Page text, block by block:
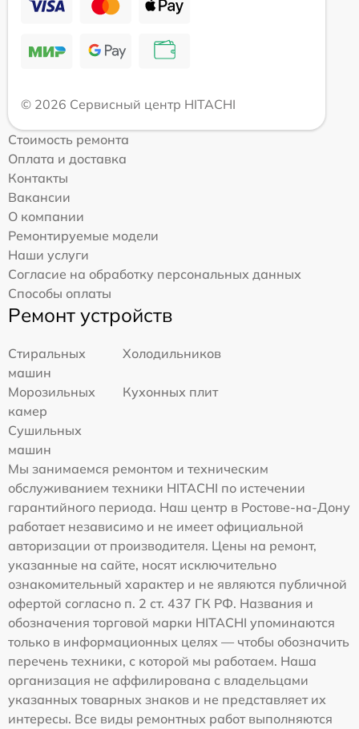
© 2026 Сервисный центр HITACHI
Стоимость ремонта
Оплата и доставка
Контакты
Вакансии
О компании
Ремонтируемые модели
Наши услуги
Согласие на обработку персональных данных
Способы оплаты
Ремонт устройств
Стиральных
машин
Холодильников
Морозильных
камер
Кухонных плит
Сушильных
машин
Мы занимаемся ремонтом и техническим
обслуживанием техники HITACHI по истечении
гарантийного периода. Наш центр в Ростове-на-Дону
работает независимо и не имеет официальной
авторизации от производителя. Цены на ремонт,
указанные на сайте, носят исключительно
ознакомительный характер и не являются публичной
офертой согласно п. 2 ст. 437 ГК РФ. Названия и
обозначения торговой марки HITACHI упоминаются
только в информационных целях — чтобы обозначить
перечень техники, с которой мы работаем. Наша
организация не аффилирована с владельцами
указанных товарных знаков и не представляет их
интересы. Все виды ремонтных работ выполняются